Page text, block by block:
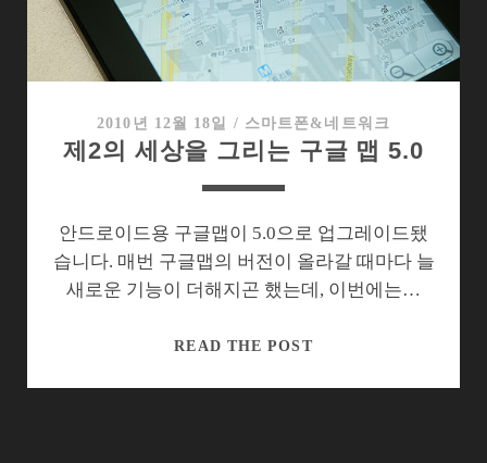
2010년 12월 18일 / 스마트폰&네트워크
제2의 세상을 그리는 구글 맵 5.0
안드로이드용 구글맵이 5.0으로 업그레이드됐
습니다. 매번 구글맵의 버전이 올라갈 때마다 늘
새로운 기능이 더해지곤 했는데, 이번에는…
READ THE POST제